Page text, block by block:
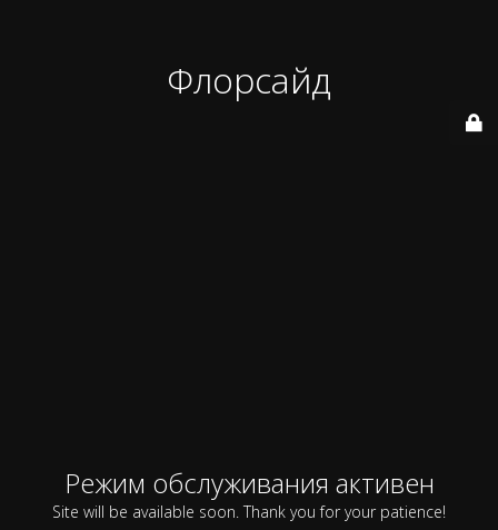
Флорсайд
Режим обслуживания активен
Site will be available soon. Thank you for your patience!